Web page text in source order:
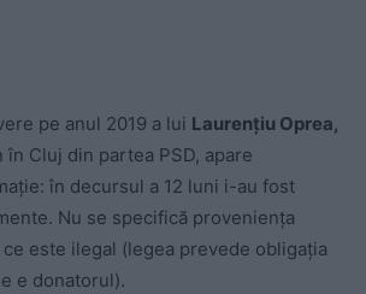
pe anul 2019 a lui Laurențiu Oprea,
Cluj din partea PSD, apare
în decursul a 12 luni i-au fost
Nu se specifică proveniența
este ilegal (legea prevede obligația
e donatorul).